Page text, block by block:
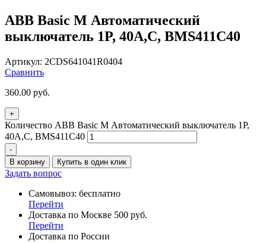
ABB Basic M Автоматический
выключатель 1P, 40A,C, BMS411C40
Артикул: 2CDS641041R0404
Сравнить
360.00 руб.
+
Количество ABB Basic M Автоматический выключатель 1P,
40A,C, BMS411C40
-
В корзину
Купить в один клик
Задать вопрос
Самовывоз: бесплатно
Перейти
Доставка по Москве 500 руб.
Перейти
Доставка по России